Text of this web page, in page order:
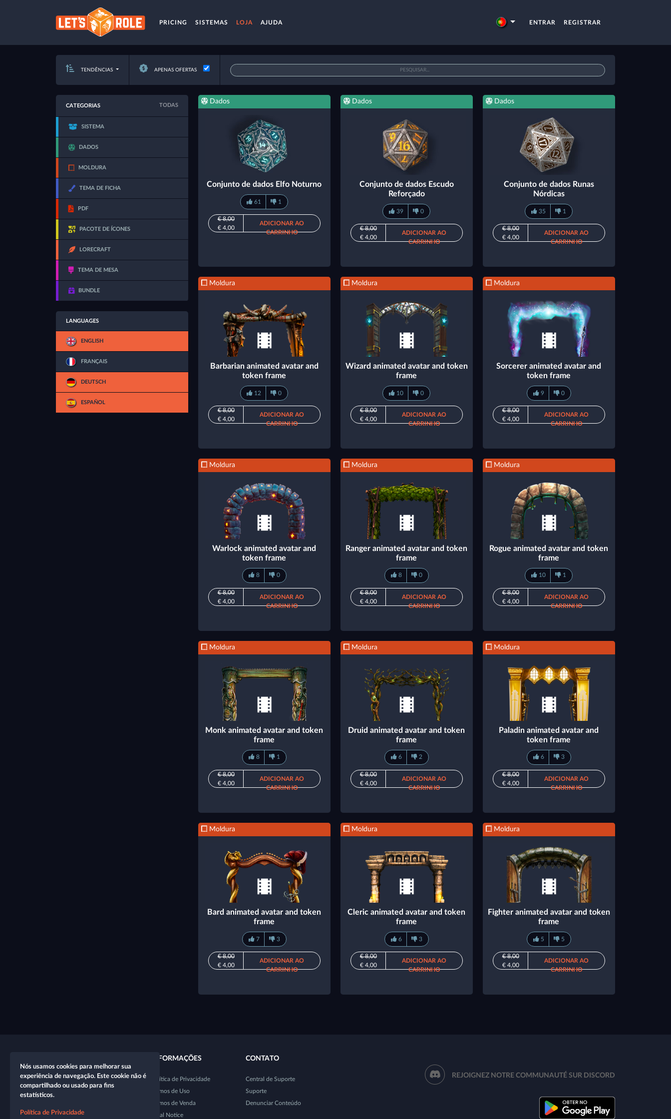
PRICING SISTEMAS LOJA AJUDA ENTRAR REGISTRAR
TENDÊNCIAS APENAS OFERTAS
CATEGORIAS TODAS
SISTEMA
DADOS
MOLDURA
TEMA DE FICHA
PDF
PACOTE DE ÍCONES
LORECRAFT
TEMA DE MESA
BUNDLE
LANGUAGES
ENGLISH
FRANÇAIS
DEUTSCH
ESPAÑOL
Dados
Conjunto de dados Elfo Noturno
61 1
€ 8,00
€ 4,00
ADICIONAR AO
CARRINHO
Dados
Conjunto de dados Escudo
Reforçado
39 0
€ 8,00
€ 4,00
ADICIONAR AO
CARRINHO
Dados
Conjunto de dados Runas
Nórdicas
35 1
€ 8,00
€ 4,00
ADICIONAR AO
CARRINHO
Moldura
Barbarian animated avatar and
token frame
12 0
€ 8,00
€ 4,00
ADICIONAR AO
CARRINHO
Moldura
Wizard animated avatar and token
frame
10 0
€ 8,00
€ 4,00
ADICIONAR AO
CARRINHO
Moldura
Sorcerer animated avatar and
token frame
9 0
€ 8,00
€ 4,00
ADICIONAR AO
CARRINHO
Moldura
Warlock animated avatar and
token frame
8 0
€ 8,00
€ 4,00
ADICIONAR AO
CARRINHO
Moldura
Ranger animated avatar and token
frame
8 0
€ 8,00
€ 4,00
ADICIONAR AO
CARRINHO
Moldura
Rogue animated avatar and token
frame
10 1
€ 8,00
€ 4,00
ADICIONAR AO
CARRINHO
Moldura
Monk animated avatar and token
frame
8 1
€ 8,00
€ 4,00
ADICIONAR AO
CARRINHO
Moldura
Druid animated avatar and token
frame
6 2
€ 8,00
€ 4,00
ADICIONAR AO
CARRINHO
Moldura
Paladin animated avatar and
token frame
6 3
€ 8,00
€ 4,00
ADICIONAR AO
CARRINHO
Moldura
Bard animated avatar and token
frame
7 3
€ 8,00
€ 4,00
ADICIONAR AO
CARRINHO
Moldura
Cleric animated avatar and token
frame
6 3
€ 8,00
€ 4,00
ADICIONAR AO
CARRINHO
Moldura
Fighter animated avatar and token
frame
5 5
€ 8,00
€ 4,00
ADICIONAR AO
CARRINHO
Novo personagem
Dice Tester
INFORMAÇÕES
Política de Privacidade
Termos de Uso
Termos de Venda
Legal Notice
CONTATO
Central de Suporte
Suporte
Denunciar Conteúdo
REJOIGNEZ NOTRE COMMUNAUTÉ SUR DISCORD
Nós usamos cookies para melhorar sua
experiência de navegação. Este cookie não é
compartilhado ou usado para fins
estatísticos.
Política de Privacidade